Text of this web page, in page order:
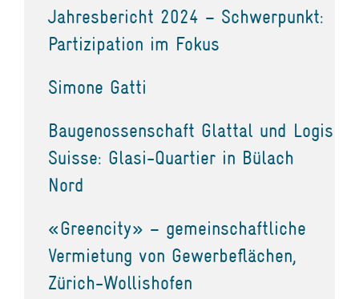
Jahresbericht 2024 – Schwerpunkt:
Partizipation im Fokus
Simone Gatti
Baugenossenschaft Glattal und Logis
Suisse: Glasi-Quartier in Bülach
Nord
«Greencity» – gemeinschaftliche
Vermietung von Gewerbeflächen,
Zürich-Wollishofen